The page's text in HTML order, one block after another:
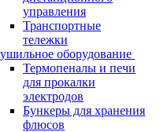
управления
Транспортные
тележки
оборудование
Термопеналы и печи
для прокалки
электродов
Бункеры для хранения
флюсов